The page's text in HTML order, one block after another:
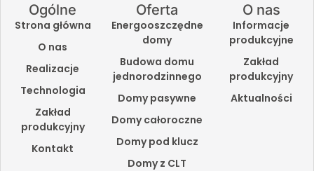
Ogólne
Strona główna
O nas
Realizacje
Technologia
Zakład
produkcyjny
Kontakt
Oferta
Energooszczędne
domy
Budowa domu
jednorodzinnego
Domy pasywne
Domy całoroczne
Domy pod klucz
Domy z CLT
O nas
Informacje
produkcyjne
Zakład
produkcyjny
Aktualności